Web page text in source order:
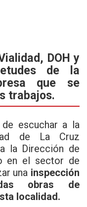
DOH y
de la
que se
trabajos.
escuchar a la
de La Cruz
la Dirección de
en el sector de
una inspección
obras de
localidad.